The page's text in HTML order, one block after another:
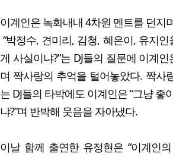
이계인은 녹화내내 4차원 멘트를 던지
“박정수, 견미리, 김청, 혜은이, 유지
게 사실이냐?”는 DJ들의 질문에 이계
며 짝사랑의 추억을 털어놓았다. 짝사
는 DJ들의 타박에도 이계인은 “그냥 좋
냐?”며 반박해 웃음을 자아냈다.
이날 함께 출연한 유정현은 “이계인